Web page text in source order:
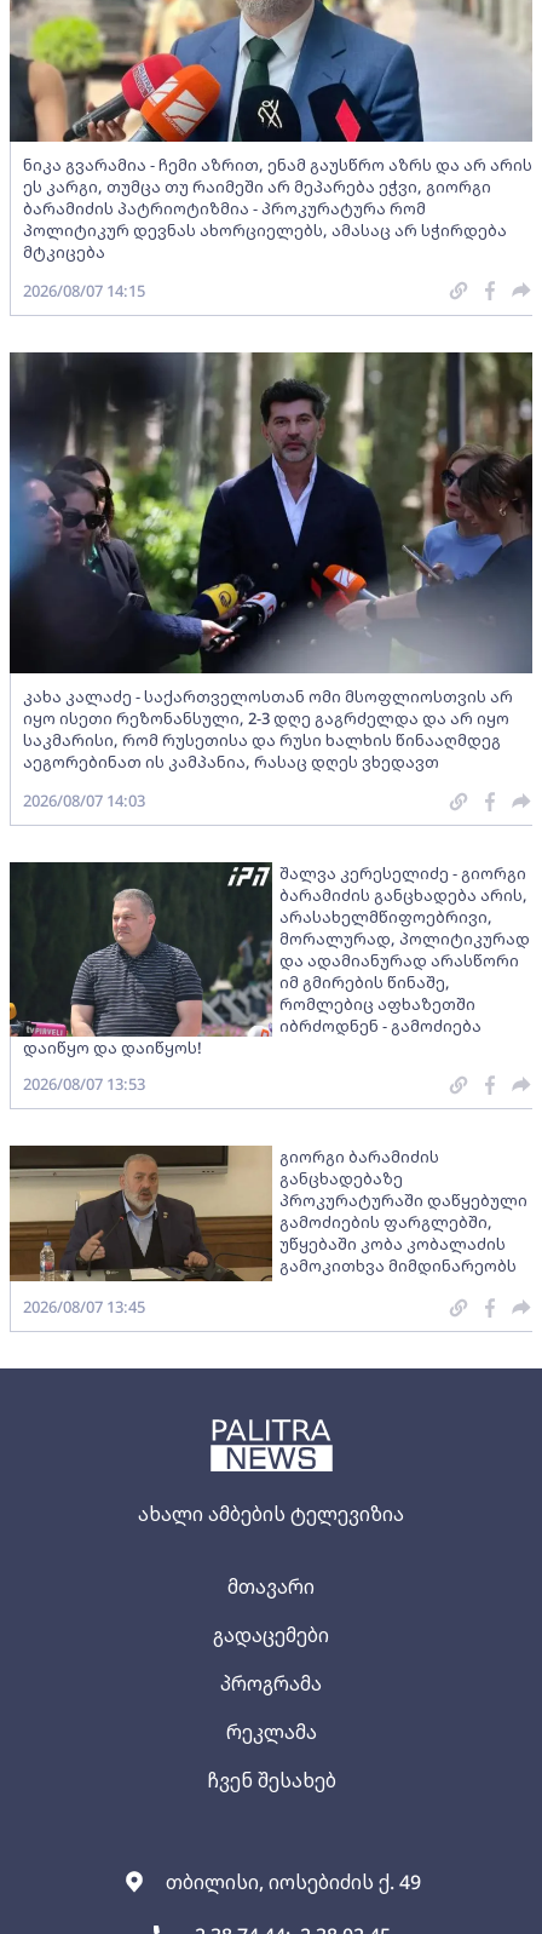
ახალი ამბების ტელევიზია
თბილისი, იოსებიძის ქ. 49
მთავარი
გადაცემები
პროგრამა
რეკლამა
ჩვენ შესახებ
ნიკა გვარამია - ჩემი აზრით, ენამ გაუსწრო აზრს და არ არის
ეს კარგი, თუმცა თუ რაიმეში არ მეპარება ეჭვი, გიორგი
ბარამიძის პატრიოტიზმია - პროკურატურა რომ
პოლიტიკურ დევნას ახორციელებს, ამასაც არ სჭირდება
მტკიცება
2026/08/07 14:15
კახა კალაძე - საქართველოსთან ომი მსოფლიოსთვის არ
იყო ისეთი რეზონანსული, 2-3 დღე გაგრძელდა და არ იყო
საკმარისი, რომ რუსეთისა და რუსი ხალხის წინააღმდეგ
აეგორებინათ ის კამპანია, რასაც დღეს ვხედავთ
2026/08/07 14:03
შალვა კერესელიძე - გიორგი
ბარამიძის განცხადება არის,
არასახელმწიფოებრივი,
მორალურად, პოლიტიკურად
და ადამიანურად არასწორი
იმ გმირების წინაშე,
რომლებიც აფხაზეთში
იბრძოდნენ - გამოძიება
დაიწყო და დაიწყოს!
2026/08/07 13:53
გიორგი ბარამიძის
განცხადებაზე
პროკურატურაში დაწყებული
გამოძიების ფარგლებში,
უწყებაში კობა კობალაძის
გამოკითხვა მიმდინარეობს
2026/08/07 13:45